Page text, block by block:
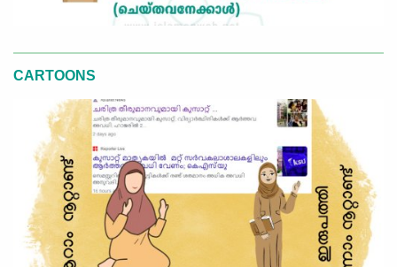
CARTOONS